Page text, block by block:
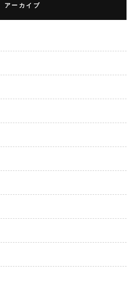
アーカイブ